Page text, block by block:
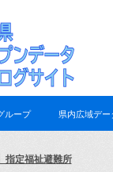
ループ 県内広域デー
指定福祉避難所